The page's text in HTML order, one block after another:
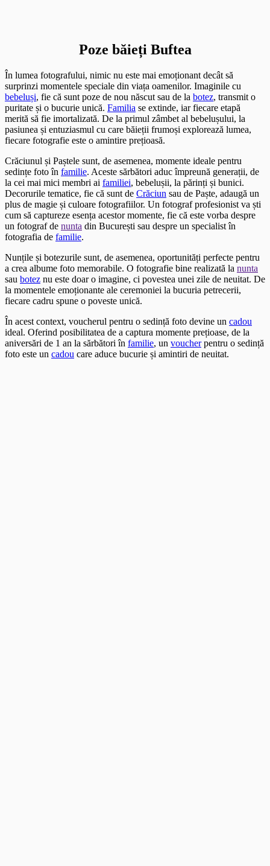
Poze băieți Buftea
În lumea fotografului, nimic nu este mai emoționant decât să
surprinzi momentele speciale din viața oamenilor. Imaginile cu
bebeluși, fie că sunt poze de nou născut sau de la botez, transmit o
puritate și o bucurie unică. Familia se extinde, iar fiecare etapă
merită să fie imortalizată. De la primul zâmbet al bebelușului, la
pasiunea și entuziasmul cu care băieții frumoși explorează lumea,
fiecare fotografie este o amintire prețioasă.
Crăciunul și Paștele sunt, de asemenea, momente ideale pentru
sedințe foto în familie. Aceste sărbători aduc împreună generații, de
la cei mai mici membri ai familiei, bebelușii, la părinți și bunici.
Decorurile tematice, fie că sunt de Crăciun sau de Paște, adaugă un
plus de magie și culoare fotografiilor. Un fotograf profesionist va ști
cum să captureze esența acestor momente, fie că este vorba despre
un fotograf de nunta din București sau despre un specialist în
fotografia de familie.
Nunțile și botezurile sunt, de asemenea, oportunități perfecte pentru
a crea albume foto memorabile. O fotografie bine realizată la nunta
sau botez nu este doar o imagine, ci povestea unei zile de neuitat. De
la momentele emoționante ale ceremoniei la bucuria petrecerii,
fiecare cadru spune o poveste unică.
În acest context, voucherul pentru o sedință foto devine un cadou
ideal. Oferind posibilitatea de a captura momente prețioase, de la
aniversări de 1 an la sărbători în familie, un voucherpentru o sedință
foto este un cadou care aduce bucurie și amintiri de neuitat.